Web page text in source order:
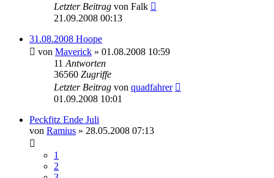
Letzter Beitrag von Falk
21.09.2008 00:13
31.08.2008 Hoope
von Maverick » 01.08.2008 10:59
11 Antworten
36560 Zugriffe
Letzter Beitrag von quadfahrer
01.09.2008 10:01
Peckfitz Ende Juli
von Ramius » 28.05.2008 07:13
1
2